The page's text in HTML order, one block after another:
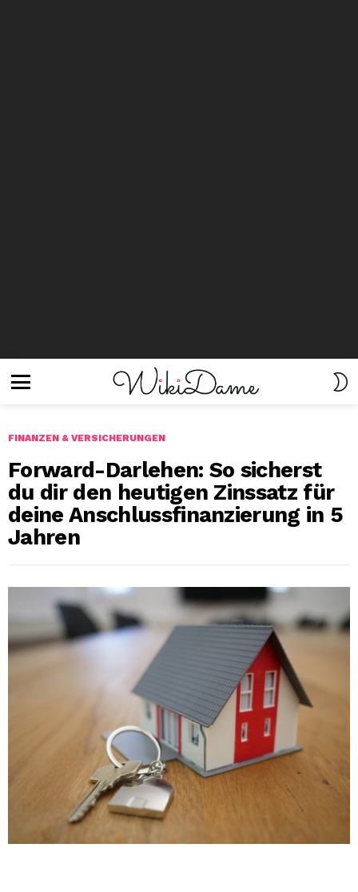
FINANZEN & VERSICHERUNGEN
Forward-Darlehen: So sicherst
du dir den heutigen Zinssatz für
deine Anschlussfinanzierung in 5
Jahren